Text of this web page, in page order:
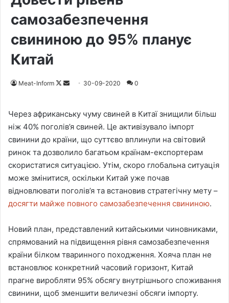
самозабезпечення
свининою до 95% планує
Китай
Meat-Inform
F
o
w
o
n
X
a
n
e
m
a
i
l
30-09-2020 0
Через африканську чуму свиней в Китаї знищили більш
ніж 40% поголів’я свиней. Це активізувало імпорт
свинини до країни, що суттєво вплинули на світовий
ринок та дозволило багатьом країнам-експортерам
скористатися ситуацією. Утім, скоро глобальна ситуація
може змінитися, оскільки Китай уже почав
відновлювати поголів’я та встановив стратегічну мету –
досягти майже повного самозабезпечення свининою.
Новий план, представлений китайськими чиновниками,
спрямований на підвищення рівня самозабезпечення
країни білком тваринного походження. Хояча план не
встановлює конкретний часовий горизонт, Китай
прагне виробляти 95% обсягу внутрішнього споживання
свинини, щоб зменшити величезні обсяги імпорту.